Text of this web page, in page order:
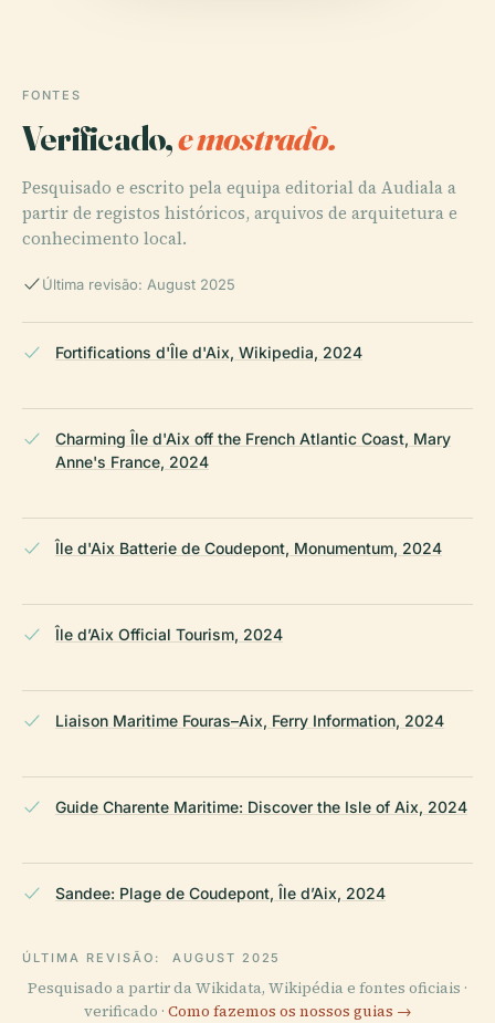
FONTES
Verificado,e mostrado.
Pesquisado e escrito pela equipa editorial da Audiala a
partir de registos históricos, arquivos de arquitetura e
conhecimento local.
Última revisão: August 2025
Fortifications d'Île d'Aix, Wikipedia, 2024
Charming Île d'Aix off the French Atlantic Coast, Mary
Anne's France, 2024
Île d'Aix Batterie de Coudepont, Monumentum, 2024
Île d’Aix Official Tourism, 2024
Liaison Maritime Fouras–Aix, Ferry Information, 2024
Guide Charente Maritime: Discover the Isle of Aix, 2024
Sandee: Plage de Coudepont, Île d’Aix, 2024
ÚLTIMA REVISÃO: AUGUST 2025
Pesquisado a partir da Wikidata, Wikipédia e fontes oficiais ·
verificado · Como fazemos os nossos guias →